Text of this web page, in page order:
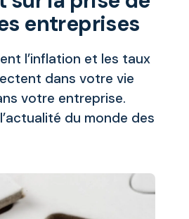
entreprises
l’inflation et les taux
dans votre vie
votre entreprise.
du monde des